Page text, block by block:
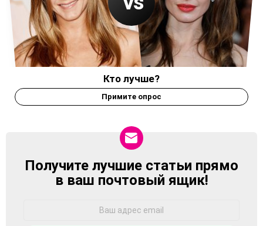
Кто лучше?
Примите опрос
NEWSLETTER
Получите лучшие статьи прямо
в ваш почтовый ящик!